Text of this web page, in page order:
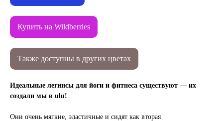
Купить на Wildberries
Также доступны в других цветах
Идеальные легинсы для йоги и фитнеса существуют — их
создали мы в ulu!
Они очень мягкие, эластичные и сидят как вторая